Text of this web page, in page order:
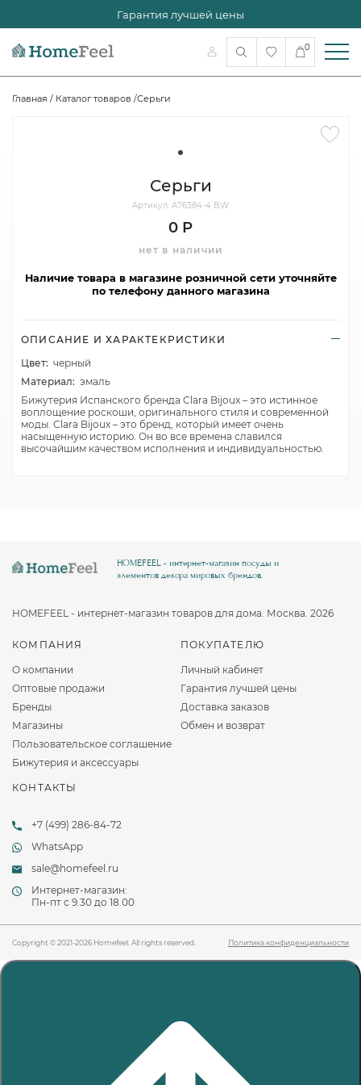
Гарантия лучшей цены
0
Главная / Каталог товаров /Серьги
Серьги
Артикул: A76384-4 BW
0 Р
нет в наличии
Наличие товара в магазине розничной сети уточняйте
по телефону данного магазина
ОПИСАНИЕ И ХАРАКТЕКРИСТИКИ
Цвет: черный
Материал: эмаль
Бижутерия Испанского бренда Clara Bijoux – это истинное
воплощение роскоши, оригинального стиля и современной
моды. Clara Bijoux – это бренд, который имеет очень
насыщенную историю. Он во все времена славился
высочайшим качеством исполнения и индивидуальностью.
КОМПАНИЯ
О компании
Оптовые продажи
Бренды
Магазины
Пользовательское соглашение
Бижутерия и аксессуары
ПОКУПАТЕЛЮ
Личный кабинет
Гарантия лучшей цены
Доставка заказов
Обмен и возврат
КОНТАКТЫ
+7 (499) 286-84-72
WhatsApp
sale@homefeel.ru
Интернет-магазин:
Пн-пт c 9.30 до 18.00
HOMEFEEL - интернет-магазин посуды и
элементов декора мировых брендов.
HOMEFEEL - интернет-магазин товаров для дома. Москва. 2026
Copyright © 2021-2026 Homefeel. All rights reserved. Политика конфиденциальности